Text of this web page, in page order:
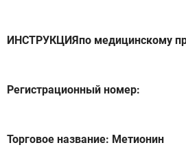
ИНСТРУКЦИЯпо медицинскому
Регистрационный номер:
Торговое название: Метионин